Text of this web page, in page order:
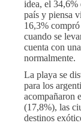
idea, el 34,6%
país y piensa
16,3%
cuando se
cuenta con
normalmente.
La playa se
para los
acompañaron
(17,8%), las
destinos